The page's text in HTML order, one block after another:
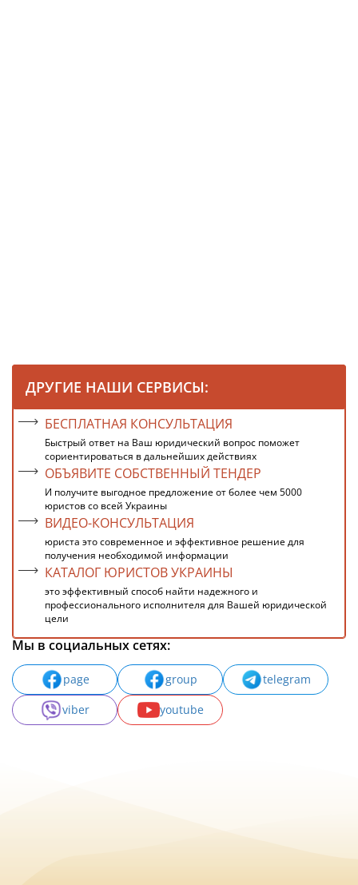
ДРУГИЕ НАШИ СЕРВИСЫ:
БЕСПЛАТНАЯ КОНСУЛЬТАЦИЯ
Быстрый ответ на Ваш юридический вопрос поможет
сориентироваться в дальнейших действиях
ОБЪЯВИТЕ СОБСТВЕННЫЙ ТЕНДЕР
И получите выгодное предложение от более чем 5000
юристов со всей Украины
ВИДЕО-КОНСУЛЬТАЦИЯ
юриста это современное и эффективное решение для
получения необходимой информации
КАТАЛОГ ЮРИСТОВ УКРАИНЫ
это эффективный способ найти надежного и
профессионального исполнителя для Вашей юридической
цели
Мы в социальных сетях:
page group
telegram
viber
youtube